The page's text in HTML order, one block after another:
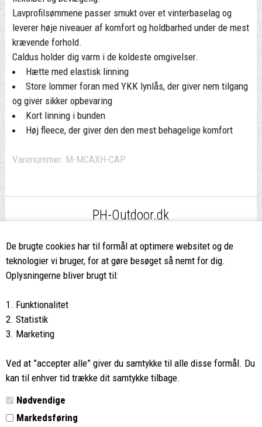
De brugte cookies har til formål at optimere websitet og de
teknologier vi bruger, for at gøre besøget så nemt for dig.
Oplysningerne bliver brugt til:
1. Funktionalitet
2. Statistik
3. Marketing
Ved at ”accepter alle” giver du samtykke til alle disse formål. Du
kan til enhver tid trække dit samtykke tilbage.
Nødvendige
Markedsføring
Lavprofilsømmene passer smukt over et vinterbaselag og
leverer høje niveauer af komfort og holdbarhed under de mest
krævende forhold.
Caldus holder dig varm i de koldeste omgivelser.
Hætte med elastisk linning
Store lommer foran med YKK lynlås, der giver nem tilgang
og giver sikker opbevaring
Kort linning i bunden
Høj fleece, der giver den den mest behagelige komfort
Varenummer: M-MCAXH-CAP
PH-Outdoor.dk
ved køb over 499,-*
8662 2113
Vi glæder os til at se dig